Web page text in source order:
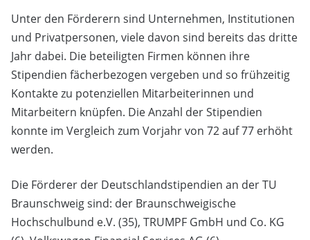
Unter den Förderern sind Unternehmen, Institutionen
und Privatpersonen, viele davon sind bereits das dritte
Jahr dabei. Die beteiligten Firmen können ihre
Stipendien fächerbezogen vergeben und so frühzeitig
Kontakte zu potenziellen Mitarbeiterinnen und
Mitarbeitern knüpfen. Die Anzahl der Stipendien
konnte im Vergleich zum Vorjahr von 72 auf 77 erhöht
werden.
Die Förderer der Deutschlandstipendien an der TU
Braunschweig sind: der Braunschweigische
Hochschulbund e.V. (35), TRUMPF GmbH und Co. KG